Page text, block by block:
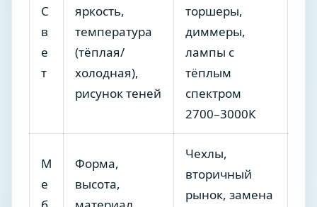
С
в
е
т
яркость,
температура
(тёплая/
холодная),
рисунок теней
торшеры,
диммеры,
лампы с
тёплым
спектром
2700–3000К
М
е
Форма,
высота,
Чехлы,
вторичный
рынок, замена